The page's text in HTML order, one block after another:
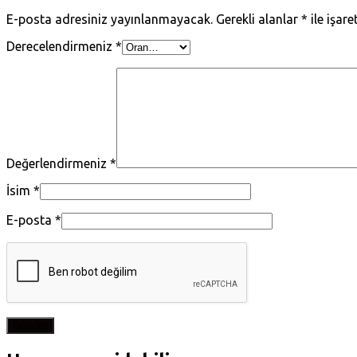
E-posta adresiniz yayınlanmayacak. Gerekli alanlar * ile
Derecelendirmeniz *
Değerlendirmeniz *
İsim *
E-posta *